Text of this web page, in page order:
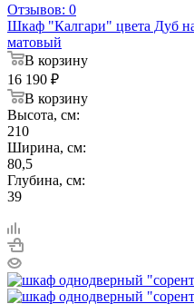
Отзывов: 0
Шкаф "Калгари" цвета Дуб
матовый
В корзину
16 190 ₽
В корзину
Высота, см:
210
Ширина, см:
80,5
Глубина, см:
39